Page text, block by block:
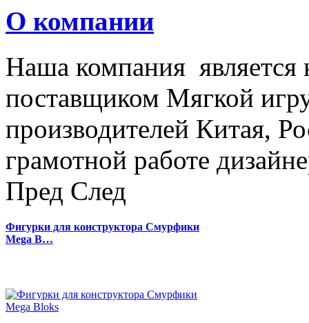
О компании
Наша компания
поставщиком Мягкой
производителей Китая,
грамотной работе
Пред След
Фигурки для конструктора Смурфики
Mega B…